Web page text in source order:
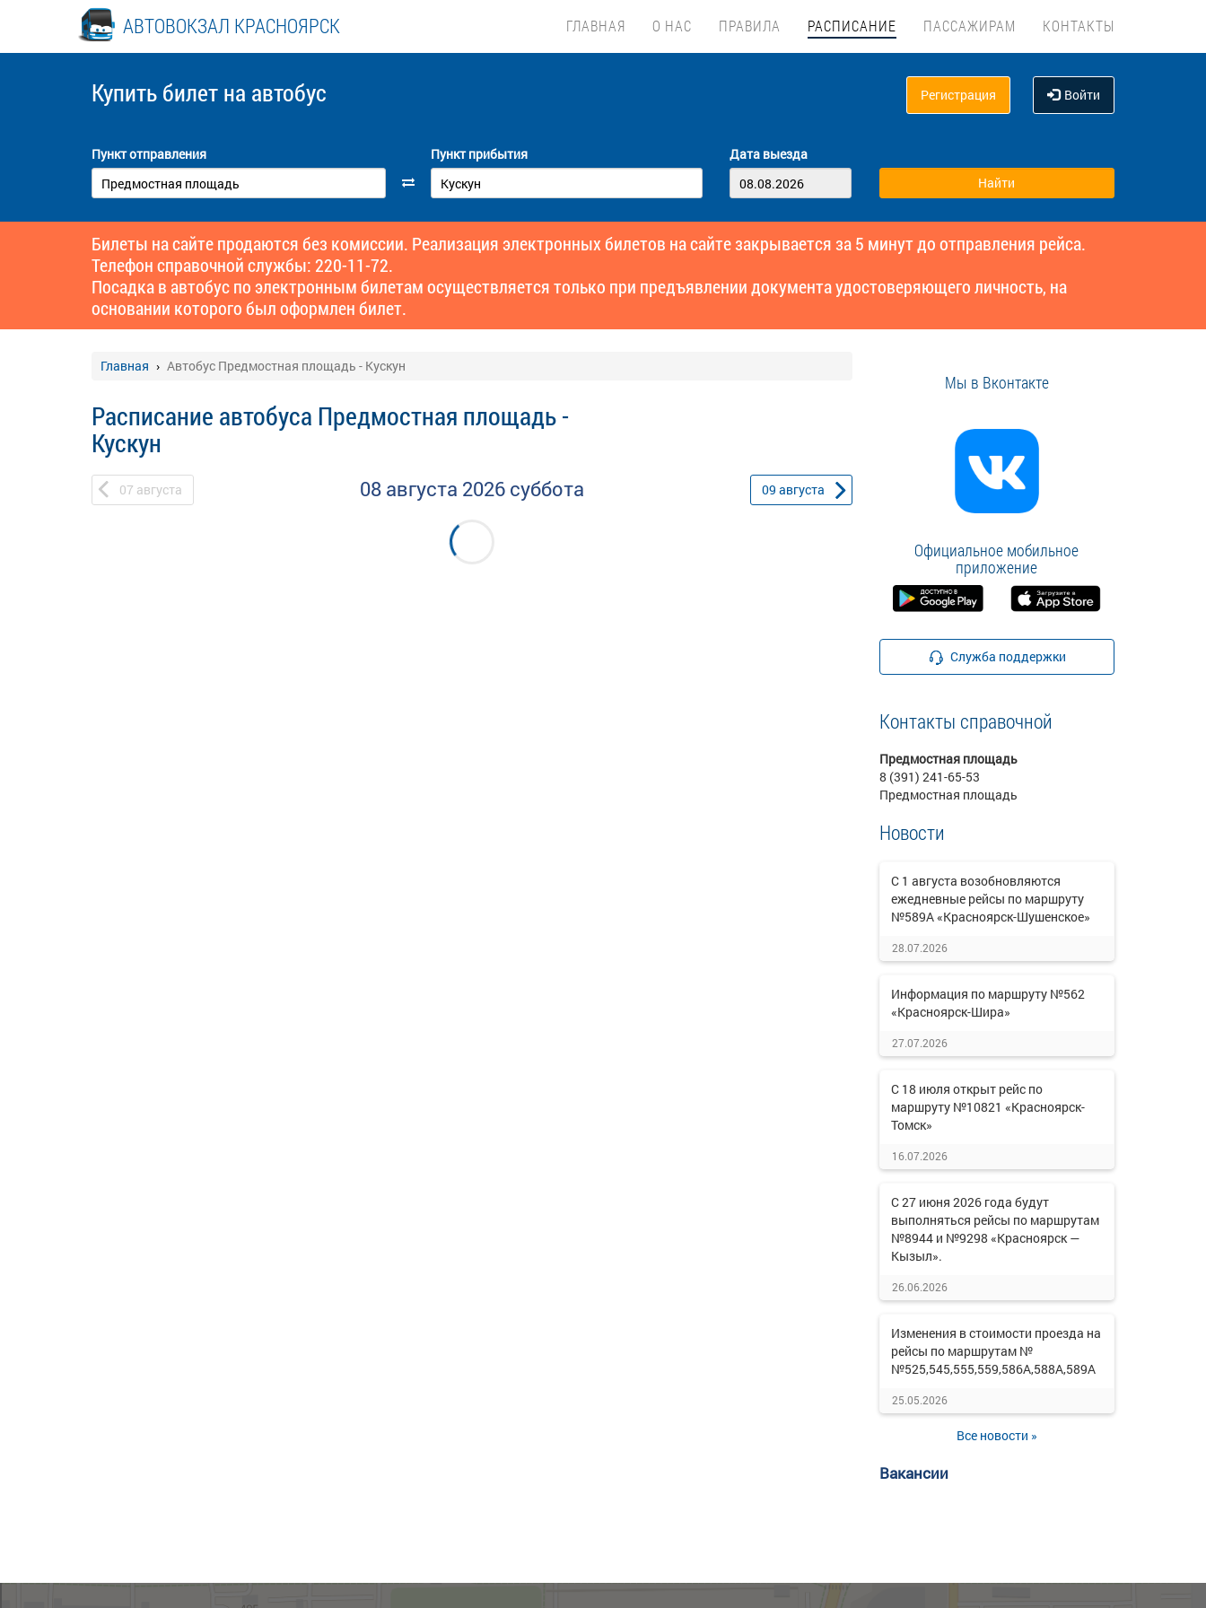
АВТОВОКЗАЛ КРАСНОЯРСК ГЛАВНАЯ О НАС ПРАВИЛА РАСПИСАНИЕ ПАССАЖИРАМ КОНТАКТЫ
Купить билет на автобус Регистрация Войти
Пункт отправления Пункт прибытия Дата выезда
Билеты на сайте продаются без комиссии. Реализация электронных билетов на сайте закрывается за 5 минут до отправления рейса.
Телефон справочной службы: 220-11-72.
Посадка в автобус по электронным билетам осуществляется только при предъявлении документа удостоверяющего личность, на
основании которого был оформлен билет.
Главная Автобус Предмостная площадь - Кускун
Расписание автобуса Предмостная площадь -
Кускун
07 августа 08 августа 2026 суббота 09 августа
Мы в Вконтакте
Официальное мобильное
приложение
Служба поддержки
Контакты справочной
Предмостная площадь
8 (391) 241-65-53
Предмостная площадь
Новости
С 1 августа возобновляются
ежедневные рейсы по маршруту
№589А «Красноярск-Шушенское»
28.07.2026
Информация по маршруту №562
«Красноярск-Шира»
27.07.2026
С 18 июля открыт рейс по
маршруту №10821 «Красноярск-
Томск»
16.07.2026
С 27 июня 2026 года будут
выполняться рейсы по маршрутам
№8944 и №9298 «Красноярск —
Кызыл».
26.06.2026
Изменения в стоимости проезда на
рейсы по маршрутам №
№525,545,555,559,586А,588А,589А
25.05.2026
Все новости »
Вакансии